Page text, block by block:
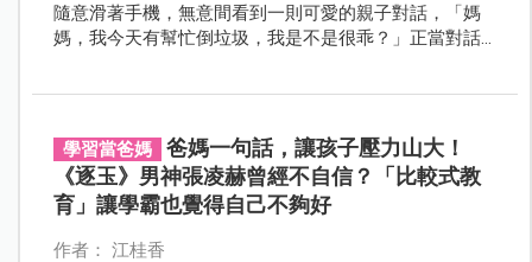
隨意滑著手機，無意間看到一則可愛的親子對話，「媽
媽，我今天有幫忙倒垃圾，我是不是很乖？」正當對話
示爸媽又遇到下一個教養關卡了呢！
學習當爸媽
爸媽一句話，讓孩子壓力山大！
《逐玉》男神張凌赫曾經不自信？「比較式教
育」讓學霸也覺得自己不夠好
作者： 江桂香